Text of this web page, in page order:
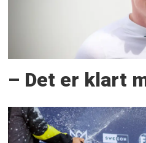
– Det er klart